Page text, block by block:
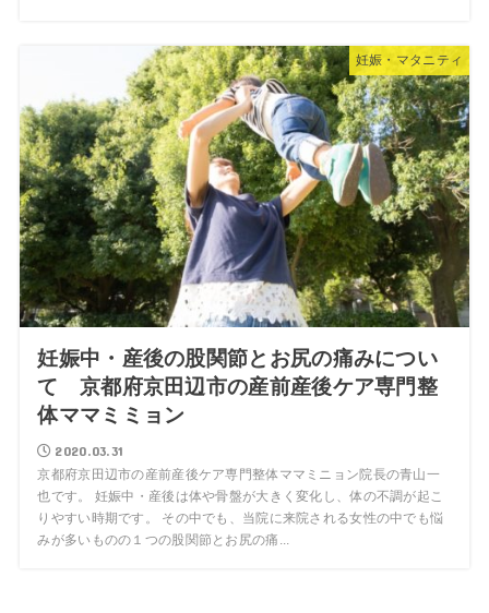
妊娠・マタニティ
妊娠中・産後の股関節とお尻の痛みについ
て 京都府京田辺市の産前産後ケア専門整
体ママミミョン
2020.03.31
京都府京田辺市の産前産後ケア専門整体ママミニョン院長の青山一
也です。 妊娠中・産後は体や骨盤が大きく変化し、体の不調が起こ
りやすい時期です。 その中でも、当院に来院される女性の中でも悩
みが多いものの１つの股関節とお尻の痛...